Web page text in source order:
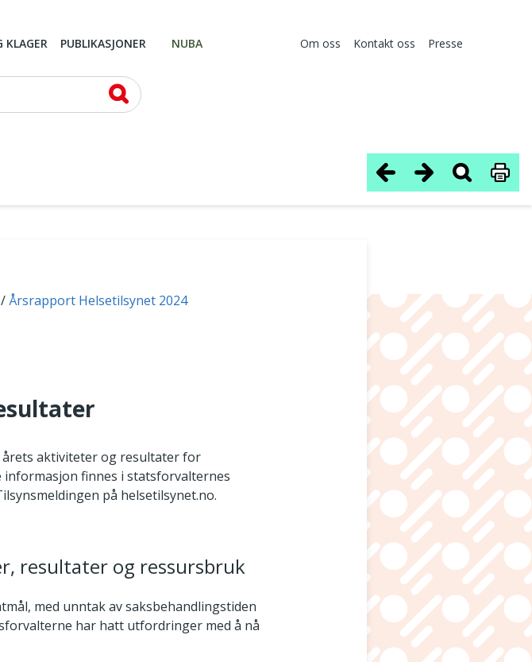
KLAGER PUBLIKASJONER NUBA Om oss Kontakt oss Presse
Årsrapport Helsetilsynet 2024
aktiviteter og resultater for
finnes i statsforvalternes
på helsetilsynet.no.
resultater og ressursbruk
med unntak av saksbehandlingstiden
har hatt utfordringer med å nå